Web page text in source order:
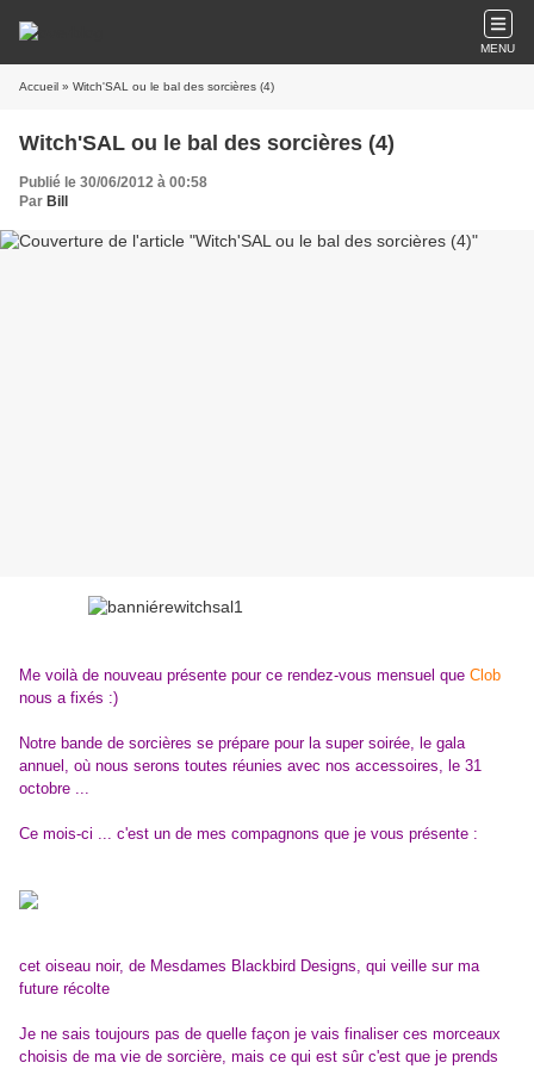
MENU
Accueil » Witch'SAL ou le bal des sorcières (4)
Witch'SAL ou le bal des sorcières (4)
Publié le 30/06/2012 à 00:58
Par Bill
Me voilà de nouveau présente pour ce rendez-vous mensuel que Clob
nous a fixés :)
Notre bande de sorcières se prépare pour la super soirée, le gala
annuel, où nous serons toutes réunies avec nos accessoires, le 31
octobre ...
Ce mois-ci ... c'est un de mes compagnons que je vous présente :
cet oiseau noir, de Mesdames Blackbird Designs, qui veille sur ma
future récolte
Je ne sais toujours pas de quelle façon je vais finaliser ces morceaux
choisis de ma vie de sorcière, mais ce qui est sûr c'est que je prends